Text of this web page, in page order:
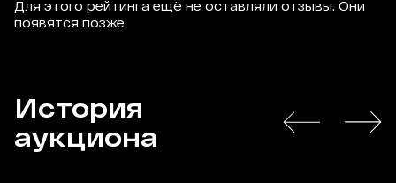
Для этого рейтинга ещё не оставляли отзывы. Они
появятся позже.
История
аукциона